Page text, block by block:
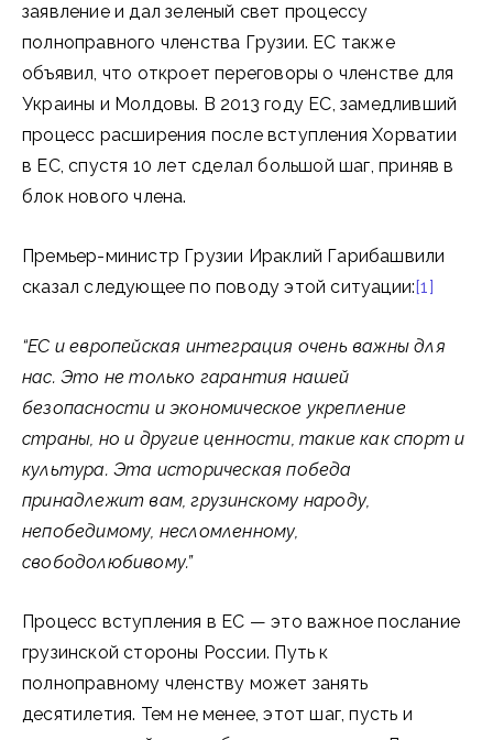
заявление и дал зеленый свет процессу
полноправного членства Грузии. ЕС также
объявил, что откроет переговоры о членстве для
Украины и Молдовы. В 2013 году ЕС, замедливший
процесс расширения после вступления Хорватии
в ЕС, спустя 10 лет сделал большой шаг, приняв в
блок нового члена.
Премьер-министр Грузии Ираклий Гарибашвили
сказал следующее по поводу этой ситуации:[1]
“ЕС и европейская интеграция очень важны для
нас. Это не только гарантия нашей
безопасности и экономическое укрепление
страны, но и другие ценности, такие как спорт и
культура. Эта историческая победа
принадлежит вам, грузинскому народу,
непобедимому, несломленному,
свободолюбивому.”
Процесс вступления в ЕС — это важное послание
грузинской стороны России. Путь к
полноправному членству может занять
десятилетия. Тем не менее, этот шаг, пусть и